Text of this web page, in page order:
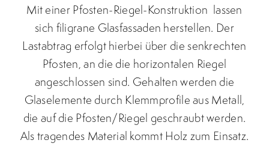
Mit einer Pfosten-Riegel-Konstruktion lassen
sich filigrane Glasfassaden herstellen. Der
Lastabtrag erfolgt hierbei über die senkrechten
Pfosten, an die die horizontalen Riegel
angeschlossen sind. Gehalten werden die
Glaselemente durch Klemmprofile aus Metall,
die auf die Pfosten/Riegel geschraubt werden.
Als tragendes Material kommt Holz zum Einsatz.